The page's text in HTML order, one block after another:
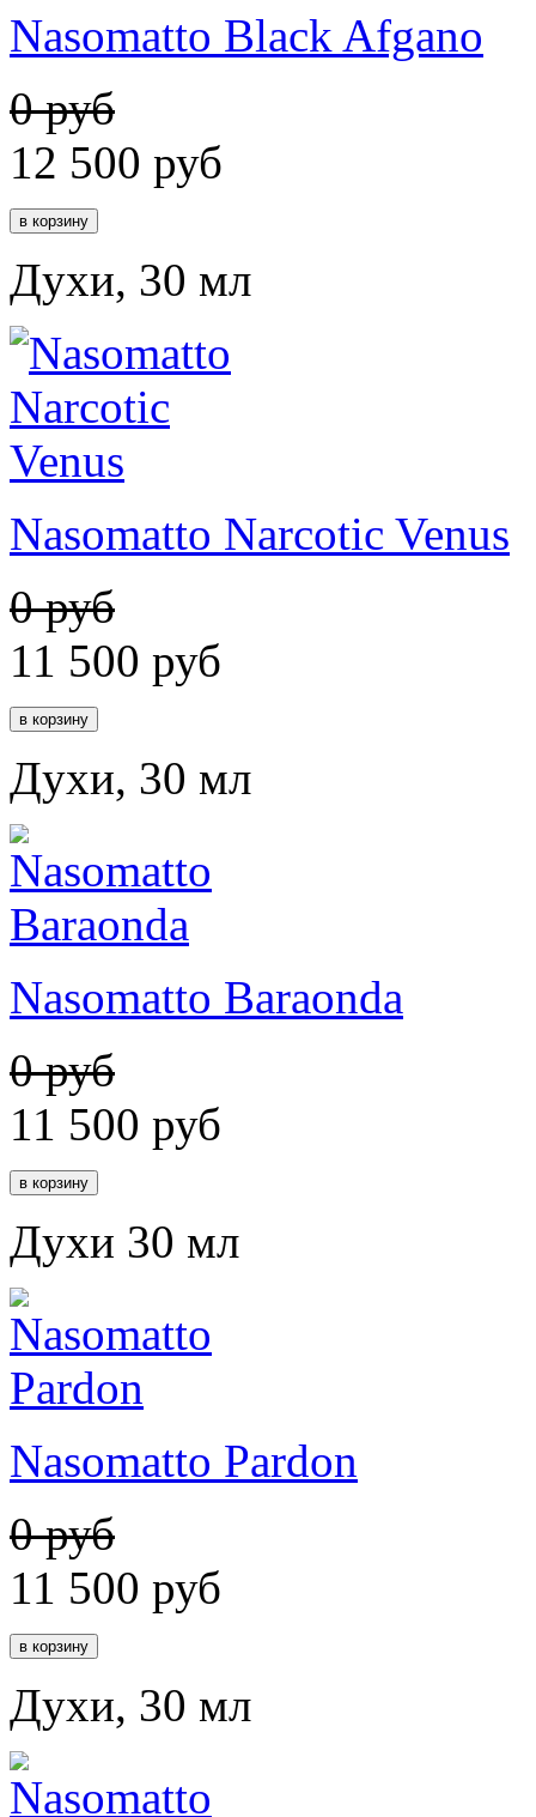
Nasomatto Black Afgano
0 руб
12 500 руб
Духи, 30 мл
Nasomatto Narcotic Venus
0 руб
11 500 руб
Духи, 30 мл
Nasomatto Baraonda
0 руб
11 500 руб
Духи 30 мл
Nasomatto Pardon
0 руб
11 500 руб
Духи, 30 мл